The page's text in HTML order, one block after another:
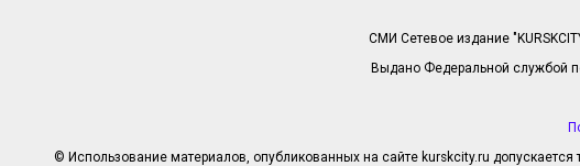
СМИ Сетевое издание
Выдано Федеральной службой
© Использование материалов, опубликованных на сайте kurskcity.ru